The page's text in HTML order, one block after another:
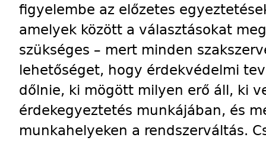
figyelembe az előzetes
amelyek között a választásokat
szükséges – mert minden
lehetőséget, hogy érdekvédelmi
dőlnie, ki mögött milyen erő áll, ki
érdekegyeztetés munkájában, és
munkahelyeken a rendszerváltás.